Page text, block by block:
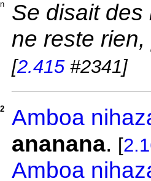
Se disait des
ne reste
[2.415#2341]
Amboa
ananana. [
Amboa